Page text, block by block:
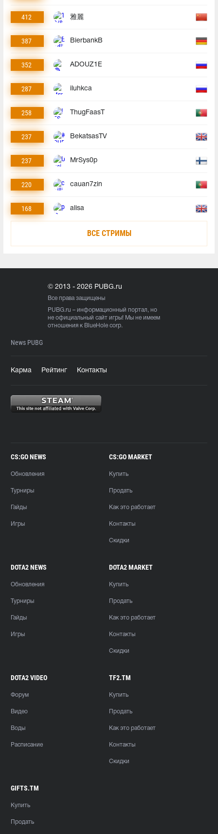
412 雅麗
387 BierbankB
352 ADOUZ1E
287 iluhkca
258 ThugFaasT
237 BekatsasTV
237 MrSys0p
220 cauan7zin
168 alisa
ВСЕ СТРИМЫ
© 2013 - 2026 PUBG.ru
Все права защищены
PUBG.ru – информационный портал, но
не официальный сайт игры! Мы не имеем
отношения к BlueHole corp.
News PUBG
Карма Рейтинг Контакты
CS:GO NEWS
Обновления
Турниры
Гайды
Игры
CS:GO MARKET
Купить
Продать
Как это работает
Контакты
Скидки
DOTA2 NEWS
Обновления
Турниры
Гайды
Игры
DOTA2 MARKET
Купить
Продать
Как это работает
Контакты
Скидки
DOTA2 VIDEO
Форум
Видео
Воды
Расписание
TF2.TM
Купить
Продать
Как это работает
Контакты
Скидки
GIFTS.TM
Купить
Продать